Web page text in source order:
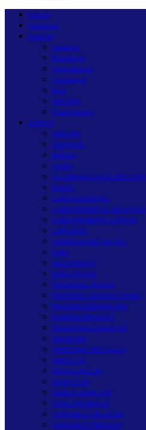
Home
Nasional
Daerah
Jakarta
Bandung
Yogyakarta
Surabaya
Bali
MEDAN
Palembang
SUMUT
MEDAN
ASAHAN
BINJAI
DAIRI
HUMBANG HASUNDUTAN
KARO
LABUHANBATU
LABUHANBATU SELATAN
LABUHANBATU UTARA
LANGKAT
MANDAILING NATAL
NIAS
NIAS BARAT
NIAS UTARA
PADANG LAWAS
PADANG LAWAS UTARA
PADANGSIDIMPUAN
PAKPAK BHARAT
PEMATANGSIANTAR
SAMOSIR
SERDANG BEDAGAI
SIBOLGA
SIMALUNGUN
SIMEULUE
SUBULUSSALAM
TANJUNGBALAI
TAPANULI SELATAN
TAPANULI TENGAH